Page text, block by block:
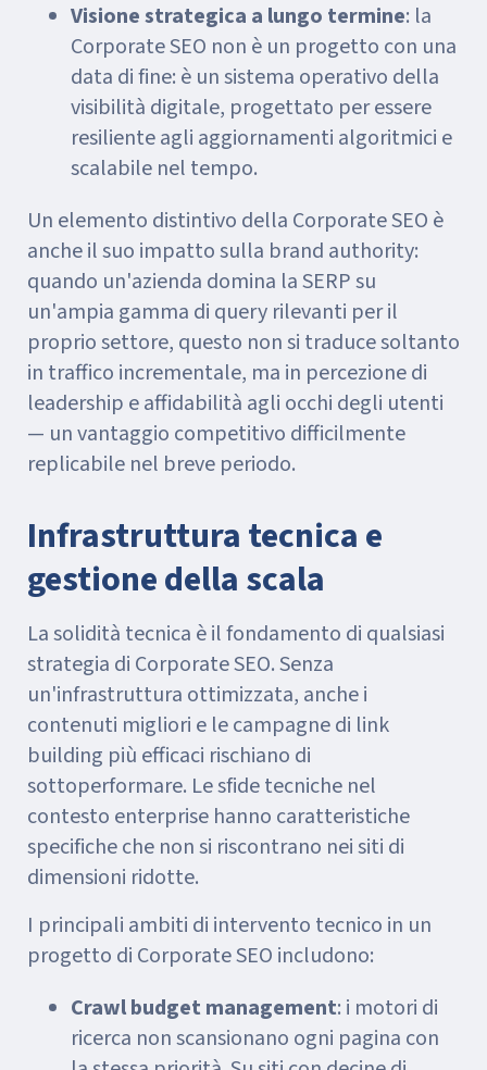
Visione strategica a lungo termine: la
Corporate SEO non è un progetto con una
data di fine: è un sistema operativo della
visibilità digitale, progettato per essere
resiliente agli aggiornamenti algoritmici e
scalabile nel tempo.
Un elemento distintivo della Corporate SEO è
anche il suo impatto sulla brand authority:
quando un'azienda domina la SERP su
un'ampia gamma di query rilevanti per il
proprio settore, questo non si traduce soltanto
in traffico incrementale, ma in percezione di
leadership e affidabilità agli occhi degli utenti
— un vantaggio competitivo difficilmente
replicabile nel breve periodo.
Infrastruttura tecnica e
gestione della scala
La solidità tecnica è il fondamento di qualsiasi
strategia di Corporate SEO. Senza
un'infrastruttura ottimizzata, anche i
contenuti migliori e le campagne di link
building più efficaci rischiano di
sottoperformare. Le sfide tecniche nel
contesto enterprise hanno caratteristiche
specifiche che non si riscontrano nei siti di
dimensioni ridotte.
I principali ambiti di intervento tecnico in un
progetto di Corporate SEO includono:
Crawl budget management: i motori di
ricerca non scansionano ogni pagina con